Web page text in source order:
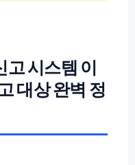
고 시스템 이
대상 완벽 정